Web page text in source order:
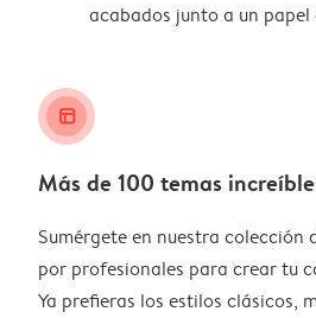
acabados junto a un
layout_alt
Más de 100 temas
Sumérgete en nuestra colección
por profesionales para crear tu
Ya prefieras los estilos clásicos,